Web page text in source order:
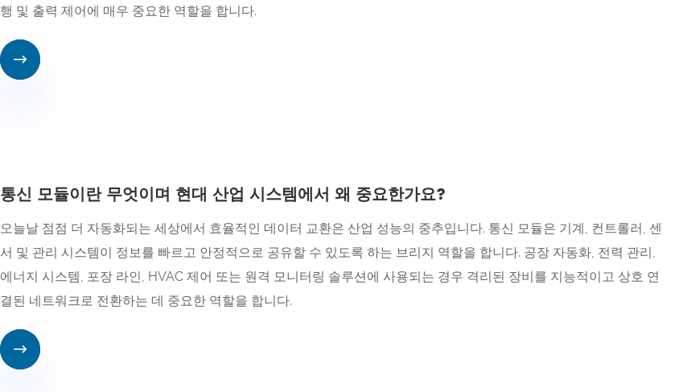
행 및 출력 제어에 매우 중요한 역할을 합니다.

통신 모듈이란 무엇이며 현대 산업 시스템에서 왜 중요한가요?
​오늘날 점점 더 자동화되는 세상에서 효율적인 데이터 교환은 산업 성능의 중추입니다. 통신 모듈은 기계, 컨트롤러, 센
서 및 관리 시스템이 정보를 빠르고 안정적으로 공유할 수 있도록 하는 브리지 역할을 합니다. 공장 자동화, 전력 관리,
에너지 시스템, 포장 라인, HVAC 제어 또는 원격 모니터링 솔루션에 사용되는 경우 격리된 장비를 지능적이고 상호 연
결된 네트워크로 전환하는 데 중요한 역할을 합니다.
